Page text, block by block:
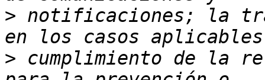
> notificaciones; la
> cumplimiento de la